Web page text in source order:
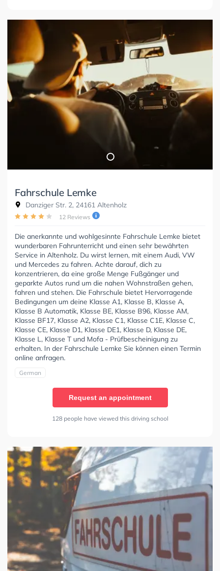
Fahrschule Lemke
Danziger Str. 2, 24161 Altenholz
12 Reviews
Die anerkannte und wohlgesinnte Fahrschule Lemke bietet
wunderbaren Fahrunterricht und einen sehr bewährten
Service in Altenholz. Du wirst lernen, mit einem Audi, VW
und Mercedes zu fahren. Achte darauf, dich zu
konzentrieren, da eine große Menge Fußgänger und
geparkte Autos rund um die nahen Wohnstraßen gehen,
fahren und stehen. Die Fahrschule bietet Hervorragende
Bedingungen um deine Klasse A1, Klasse B, Klasse A,
Klasse B Automatik, Klasse BE, Klasse B96, Klasse AM,
Klasse BF17, Klasse A2, Klasse C1, Klasse C1E, Klasse C,
Klasse CE, Klasse D1, Klasse DE1, Klasse D, Klasse DE,
Klasse L, Klasse T und Mofa - Prüfbescheinigung zu
erhalten. In der Fahrschule Lemke Sie können einen Termin
online anfragen.
German
Request an appointment
128 people have viewed this driving school